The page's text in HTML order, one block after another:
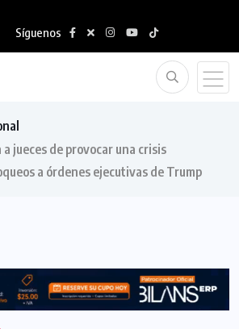
Síguenos
a jueces de provocar una crisis
a órdenes ejecutivas de Trump